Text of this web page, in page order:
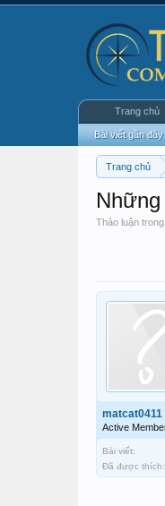
Trang chủ
Thảo luận
matcat0411
Active
Bài viết:
Đã được thích:
Trang chủ
Bài viết gần đây